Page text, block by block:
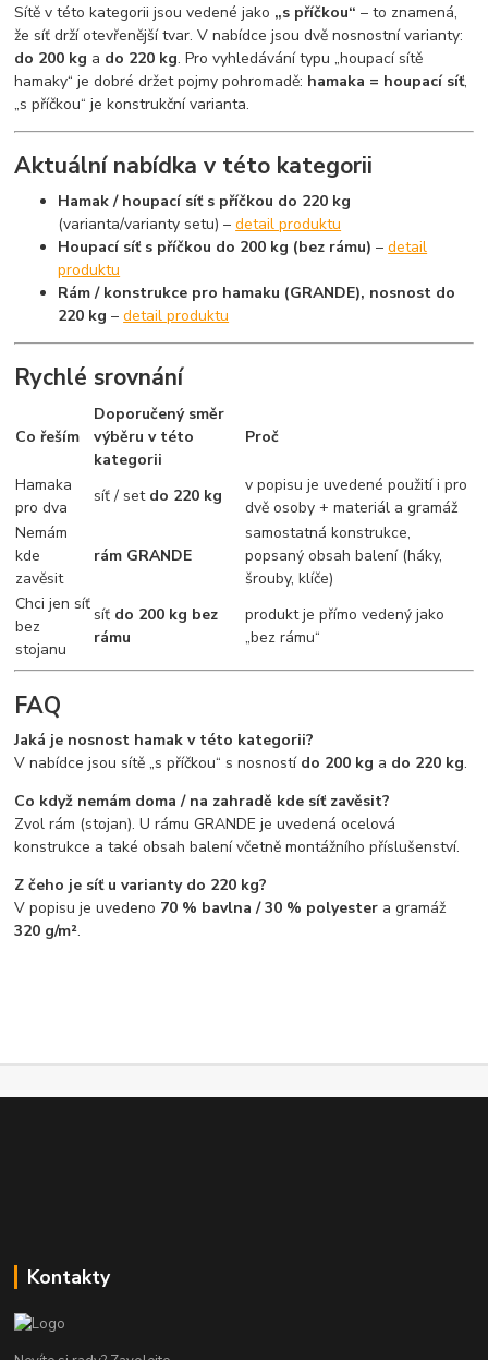
Sítě v této kategorii jsou vedené jako „s příčkou“ – to znamená,
že síť drží otevřenější tvar. V nabídce jsou dvě nosnostní varianty:
do 200 kg a do 220 kg. Pro vyhledávání typu „houpací sítě
hamaky“ je dobré držet pojmy pohromadě: hamaka = houpací síť,
„s příčkou“ je konstrukční varianta.
Aktuální nabídka v této kategorii
Hamak / houpací síť s příčkou do 220 kg
(varianta/varianty setu) –detail produktu
Houpací síť s příčkou do 200 kg (bez rámu) –detail
produktu
Rám / konstrukce pro hamaku (GRANDE), nosnost do
220 kg –detail produktu
Rychlé srovnání
Co řeším
Doporučený směr
výběru v této
kategorii
Proč
Hamaka
pro dva
síť / set do 220 kg
v popisu je uvedené použití i pro
dvě osoby + materiál a gramáž
Nemám
kde
zavěsit
rám GRANDE
samostatná konstrukce,
popsaný obsah balení (háky,
šrouby, klíče)
Chci jen síť
bez
stojanu
síť do 200 kg bez
rámu
produkt je přímo vedený jako
„bez rámu“
FAQ
Jaká je nosnost hamak v této kategorii?
V nabídce jsou sítě „s příčkou“ s nosností do 200 kg a do 220 kg.
Co když nemám doma / na zahradě kde síť zavěsit?
Zvol rám (stojan). U rámu GRANDE je uvedená ocelová
konstrukce a také obsah balení včetně montážního příslušenství.
Z čeho je síť u varianty do 220 kg?
V popisu je uvedeno 70 % bavlna / 30 % polyester a gramáž
320 g/m².
Kontakty